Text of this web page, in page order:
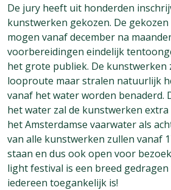
De jury heeft uit honderden
kunstwerken gekozen. De
mogen vanaf december na
voorbereidingen eindelijk
het grote publiek. De kunstwerken
looproute maar stralen natuurlijk
vanaf het water worden benaderd.
het water zal de kunstwerken
het Amsterdamse vaarwater als
van alle kunstwerken zullen vanaf
staan en dus ook open voor
light festival is een breed
iedereen toegankelijk is!